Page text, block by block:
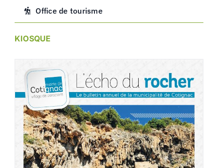
Office de tourisme
KIOSQUE